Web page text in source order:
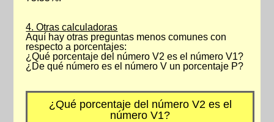
4. Otras calculadoras
Aquí hay otras preguntas menos comunes con
respecto a porcentajes:
¿Qué porcentaje del número V2 es el número V1?
¿De qué número es el número V un porcentaje P?
¿Qué porcentaje del número V2 es el
número V1?